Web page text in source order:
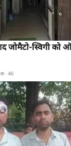
जोमैटो-स्विगी को
46